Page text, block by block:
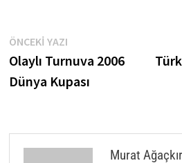
Yazı
gezinmesi
ÖNCEKI YAZIÖnceki
yazı:
Olaylı Turnuva 2006
Dünya Kupası
Murat